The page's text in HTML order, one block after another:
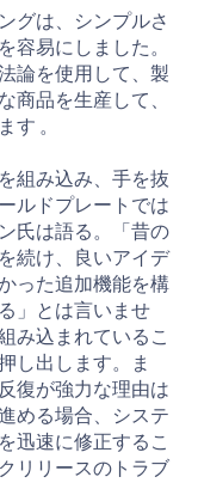
グは、シンプルさ
容易にしました。
論を使用して、製
商品を生産して、
。
組み込み、手を抜
ルドプレートでは
氏は語る。「昔の
続け、良いアイデ
った追加機能を構
」とは言いませ
み込まれているこ
し出します。ま
復が強力な理由は
める場合、システ
迅速に修正するこ
リリースのトラブ